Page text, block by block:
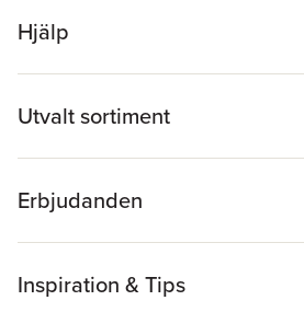
Hjälp
Utvalt sortiment
Erbjudanden
Inspiration & Tips